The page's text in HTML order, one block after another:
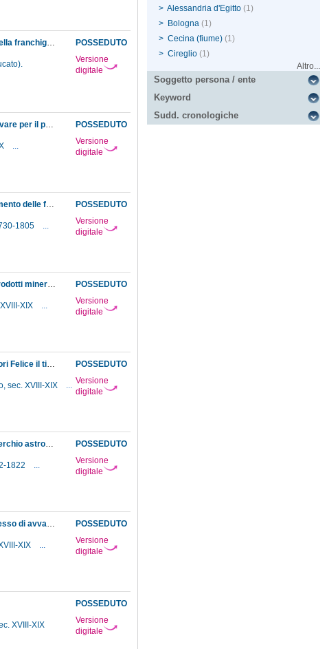
POSSEDUTO
Versione
digitale
Comunicazione dall'amministratore generale delle Regie rendite della concessione della franchigia doganale per il barile, contenente pesci in spirito, proveniente da Alessandria d'Egitto e diretto al Museo
POSSEDUTO
Versione
digitale
Comunicazione della Segreteria di finanze all'Ufficio della posta sul sistema da osservare per il pagamento delle spese per lettere e pacchi inviati e ricevuti dal Museo
...
POSSEDUTO
Versione
digitale
Comunicazione, da parte della Segreteria della corona, dei dubbi avanzati dal Dipartimento delle finanze in merito al locale da destinarsi alla costruzione del gran cerchio astronomico
1805
...
POSSEDUTO
Versione
digitale
Comunicazione, dalla Segreteria di corte e dalla Dogana, dell'arrivo di una cassa di prodotti mineralogici dell'Elba che, per ordine del granduca, sono destinati al Museo
XIX
...
POSSEDUTO
Versione
digitale
Comunicazione, dalla Segreteria di finanze, della decisione sovrana di accordare a Gori Felice il titolo di macchinista regio
sec. XVIII-XIX
...
POSSEDUTO
Versione
digitale
Comunicazioni della Segreteria della corona relative al luogo in cui costruire il gran cerchio astronomico ed al meccanismo per elevarlo nella specola; avviso della Segreteria di finanze di aver trasmesso ai funzionari competenti gli ordini relativi alla conservazione delle piante del soppresso orto di S. Maria Nuova che dovranno essere trapiantate nel nuovo arboreto botanico del Museo
1822
...
POSSEDUTO
Versione
digitale
Concessione al professor Targioni Tozzetti, da parte dell'autorità superiore, del permesso di avvalersi dell'erbaiolo Valenzani Luigi per disporre le piante per le sue lezioni nell'Orto botanico del Museo
XIX
...
POSSEDUTO
Versione
digitale
XVIII-XIX
> Alessandria d'Egitto (1)
> Bologna (1)
> Cecina (fiume) (1)
> Cireglio (1)
Altro...
Soggetto persona / ente
Keyword
Sudd. cronologiche